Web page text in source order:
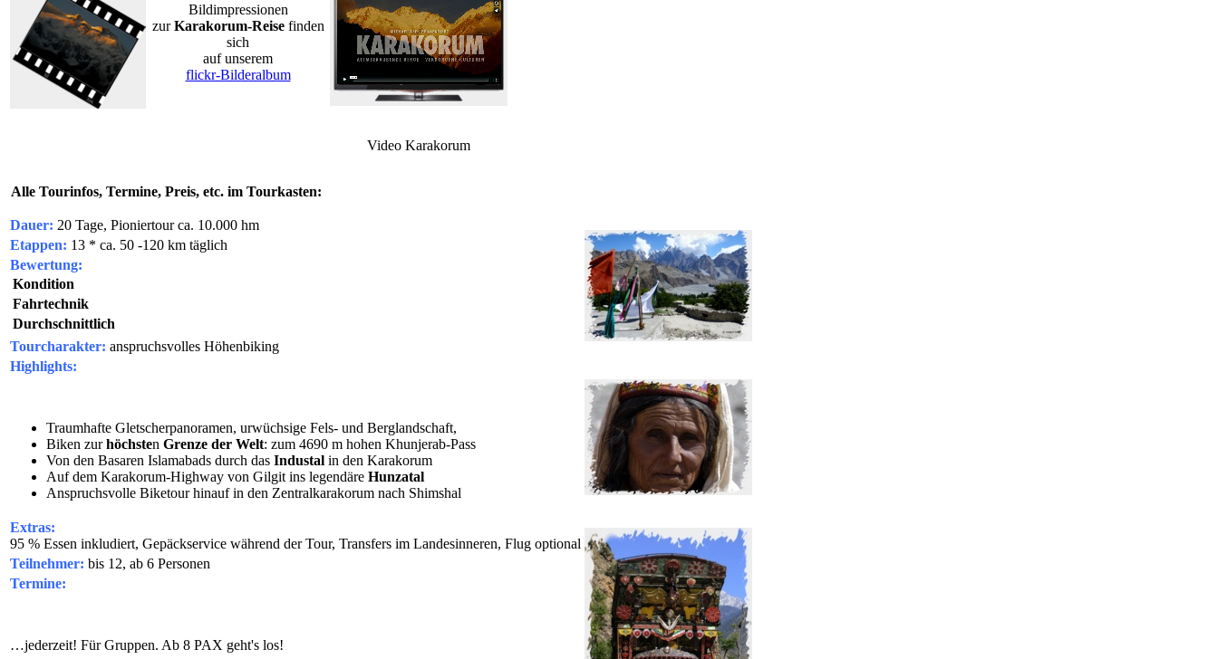
Bildimpressionen
zurKarakorum-Reisefinden
sich
auf unserem
flickr-Bilderalbum
Video Karakorum
Alle Tourinfos, Termine, Preis, etc. im Tourkasten:
Dauer: 20 Tage, Pioniertour ca. 10.000 hm
Etappen: 13 * ca. 50 -120 km täglich
Bewertung:
Kondition
Fahrtechnik
Durchschnittlich
Tourcharakter: anspruchsvolles Höhenbiking
Highlights:
Traumhafte Gletscherpanoramen, urwüchsige Fels- und Berglandschaft,
Biken zurhöchsten Grenze der Welt: zum 4690 m hohen Khunjerab-Pass
Von den Basaren Islamabads durch das Industal in den Karakorum
Auf dem Karakorum-Highway von Gilgit ins legendäre Hunzatal
Anspruchsvolle Biketour hinauf in den Zentralkarakorum nach Shimshal
Extras:
95 % Essen inkludiert, Gepäckservice während der Tour, Transfers im Landesinneren, Flug optional
Teilnehmer: bis 12, ab 6 Personen
Termine:
…jederzeit! Für Gruppen. Ab 8 PAX geht's los!